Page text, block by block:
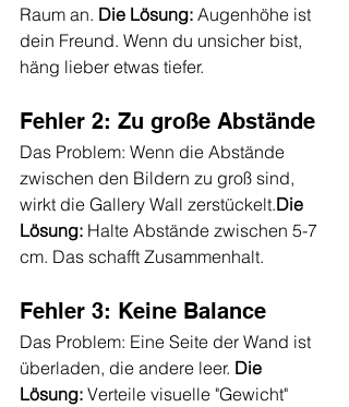
Raum an. Die Lösung: Augenhöhe ist
dein Freund. Wenn du unsicher bist,
häng lieber etwas tiefer.
Fehler 2: Zu große Abstände
Das Problem: Wenn die Abstände
zwischen den Bildern zu groß sind,
wirkt die Gallery Wall zerstückelt.Die
Lösung: Halte Abstände zwischen 5-7
cm. Das schafft Zusammenhalt.
Fehler 3: Keine Balance
Das Problem: Eine Seite der Wand ist
überladen, die andere leer. Die
Lösung: Verteile visuelle "Gewicht"